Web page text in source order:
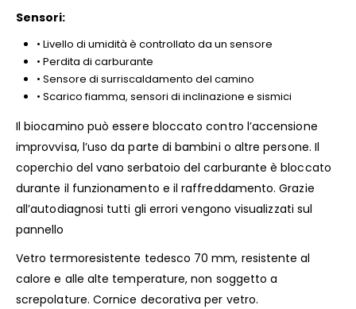
Sensori:
• Livello di umidità è controllato da un sensore
• Perdita di carburante
• Sensore di surriscaldamento del camino
• Scarico fiamma, sensori di inclinazione e sismici
Il biocamino può essere bloccato contro l’accensione
improvvisa, l’uso da parte di bambini o altre persone. Il
coperchio del vano serbatoio del carburante è bloccato
durante il funzionamento e il raffreddamento. Grazie
all’autodiagnosi tutti gli errori vengono visualizzati sul
pannello
Vetro termoresistente tedesco 70 mm, resistente al
calore e alle alte temperature, non soggetto a
screpolature. Cornice decorativa per vetro.